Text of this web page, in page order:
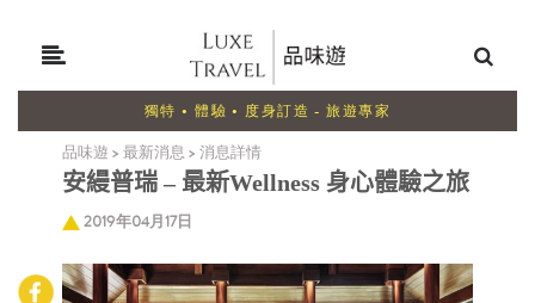
獨特 • 體驗 • 度身訂造 - 旅遊專家
品味遊 >最新消息 >消息詳情
安縵普瑞 – 最新Wellness 身心體驗之旅
2019年04月17日